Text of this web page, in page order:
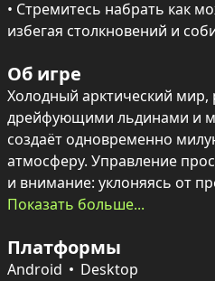
• Стремитесь набрать как
избегая столкновений и
Об игре
Холодный арктический
дрейфующими льдинами и
создаёт одновременно
атмосферу. Управление
и внимание: уклоняясь от
сердца, нужно составлять
Скоро темп ускоряется, и
Показать больше...
Платформы
Android Desktop